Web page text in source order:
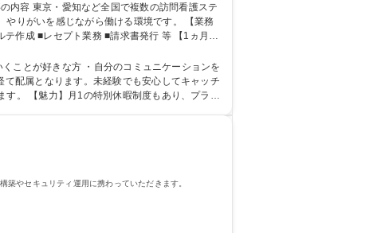
いを感じながら働ける環境です。 【業務
作成 ■レセプト業務 ■請求書発行 等 【1ヵ月の
・領収書の発行・訪問看護指示書の依頼書対応
充実/地域貢献直結
ことが好きな方 ・自分のコミュニケーションを
。 【魅力】月1の特別休暇制度もあり、プライ
やセキュリティ運用に携わっていただきます。